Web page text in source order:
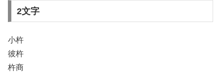
2文字
小杵
彼杵
杵商